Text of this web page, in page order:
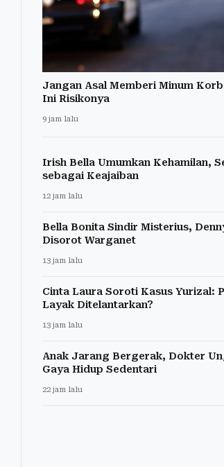
Jangan Asal Memberi Minum
Ini Risikonya
9 jam lalu
Irish Bella Umumkan Kehamilan,
sebagai Keajaiban
12 jam lalu
Bella Bonita Sindir Misterius,
Disorot Warganet
13 jam lalu
Cinta Laura Soroti Kasus Yurizal:
Layak Ditelantarkan?
13 jam lalu
Anak Jarang Bergerak, Dokter
Gaya Hidup Sedentari
22 jam lalu